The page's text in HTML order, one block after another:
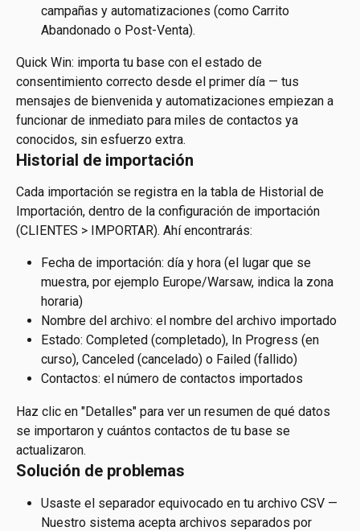
campañas y automatizaciones (como Carrito
Abandonado o Post-Venta).
Quick Win: importa tu base con el estado de
consentimiento correcto desde el primer día — tus
mensajes de bienvenida y automatizaciones empiezan a
funcionar de inmediato para miles de contactos ya
conocidos, sin esfuerzo extra.
Historial de importación
Cada importación se registra en la tabla de Historial de
Importación, dentro de la configuración de importación
(CLIENTES > IMPORTAR). Ahí encontrarás:
Fecha de importación: día y hora (el lugar que se
muestra, por ejemplo Europe/Warsaw, indica la zona
horaria)
Nombre del archivo: el nombre del archivo importado
Estado: Completed (completado), In Progress (en
curso), Canceled (cancelado) o Failed (fallido)
Contactos: el número de contactos importados
Haz clic en "Detalles" para ver un resumen de qué datos
se importaron y cuántos contactos de tu base se
actualizaron.
Solución de problemas
Usaste el separador equivocado en tu archivo CSV —
Nuestro sistema acepta archivos separados por